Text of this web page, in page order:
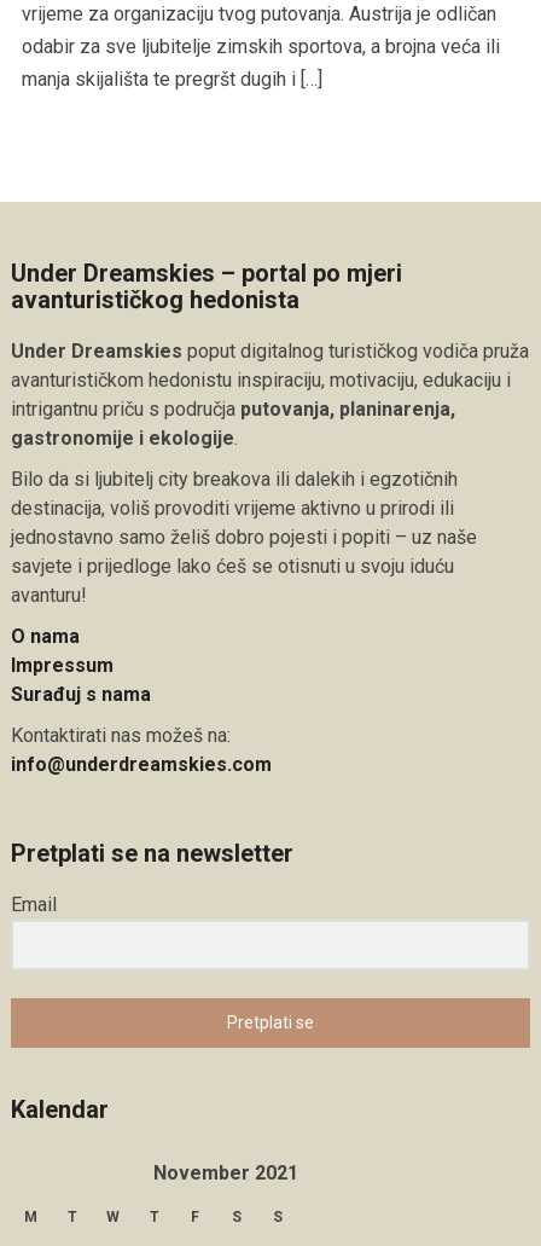
vrijeme za organizaciju tvog putovanja. Austrija je odličan
odabir za sve ljubitelje zimskih sportova, a brojna veća ili
manja skijališta te pregršt dugih i […]
Under Dreamskies – portal po mjeri
avanturističkog hedonista
Under Dreamskies poput digitalnog turističkog vodiča pruža
avanturističkom hedonistu inspiraciju, motivaciju, edukaciju i
intrigantnu priču s područja putovanja, planinarenja,
gastronomije i ekologije.
Bilo da si ljubitelj city breakova ili dalekih i egzotičnih
destinacija, voliš provoditi vrijeme aktivno u prirodi ili
jednostavno samo želiš dobro pojesti i popiti – uz naše
savjete i prijedloge lako ćeš se otisnuti u svoju iduću
avanturu!
O nama
Impressum
Surađuj s nama
Kontaktirati nas možeš na:
info@underdreamskies.com
Pretplati se na newsletter
Email
Pretplati se
Kalendar
November 2021
M T W T F S S